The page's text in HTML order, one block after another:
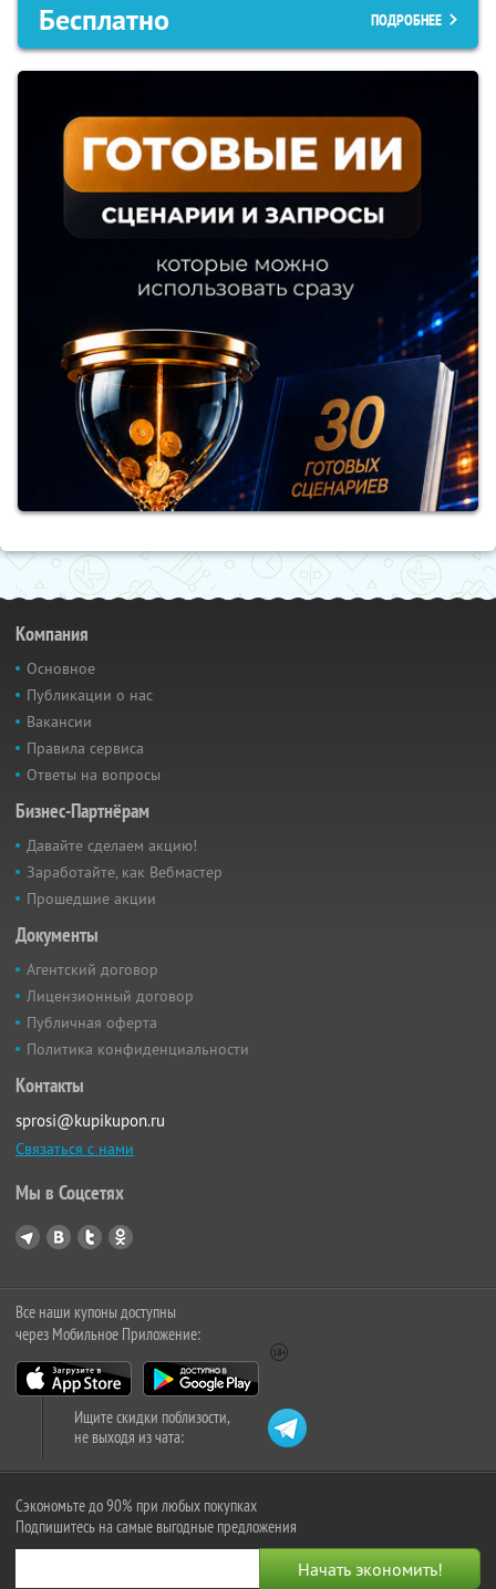
Бесплатно ПОДРОБНЕЕ
Компания
Основное
Публикации о нас
Вакансии
Правила сервиса
Ответы на вопросы
Бизнес-Партнёрам
Давайте сделаем акцию!
Заработайте, как Вебмастер
Прошедшие акции
Документы
Агентский договор
Лицензионный договор
Публичная оферта
Политика конфиденциальности
Контакты
sprosi@kupikupon.ru
Связаться с нами
Мы в Соцсетях
Все наши купоны доступны
через Мобильное Приложение:
Ищите скидки поблизости,
не выходя из чата:
Сэкономьте до 90% при любых покупках
Подпишитесь на самые выгодные предложения